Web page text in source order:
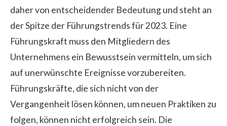
daher von entscheidender Bedeutung und steht an
der Spitze der Führungstrendsfür 2023. Eine
Führungskraft muss den Mitgliedern des
Unternehmens ein Bewusstsein vermitteln, um sich
auf unerwünschte Ereignisse vorzubereiten.
Führungskräfte, die sich nicht von der
Vergangenheit lösen können, um neuen Praktiken zu
folgen, können nicht erfolgreich sein. Die